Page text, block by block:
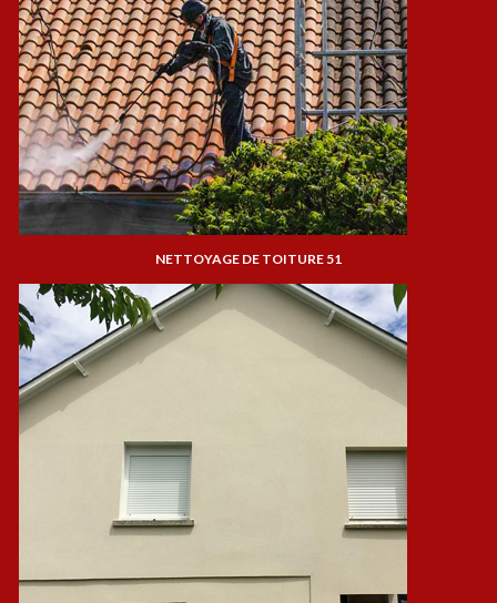
NETTOYAGE DE TOITURE 51